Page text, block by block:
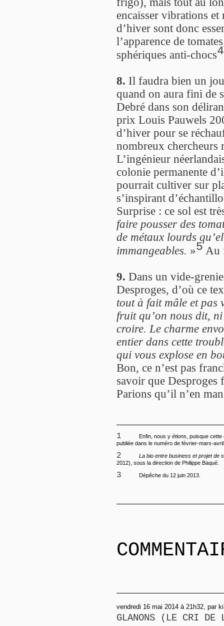
encaisser vibrations
d’hiver sont donc
l’apparence de
sphériques anti-chocs4
8. Il faudra bien un
quand on aura fini de
Debré dans son
prix Louis Pauwels
d’hiver pour se
nombreux chercheurs
L’ingénieur
colonie permanente
pourrait cultiver sur
s’inspirant
Surprise : ce sol est
faire pousser des
de métaux lourds
immangeables. »5 Au
9. Dans un vide-
Desproges, d’où ce
tout à fait mâle et pas
fruit qu’on nous dit,
croire. Le charme
entier dans cette
qui vous explose en
Bon, ce n’est pas
savoir que Desproges
Parions qu’il n’en
1 Enfin, nous y étions , puisque
publiée dans le numéro de février-mars-
2
La bio entre business et projet de
2012), sous la direction de Philippe Baqué.
3 Dépêche du 12 juin 2013.
vendredi 16 mai 2014 à 21h32, par
GLANONS (LE CRI DE